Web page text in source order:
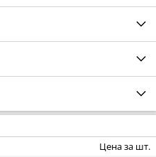
Цена за шт.